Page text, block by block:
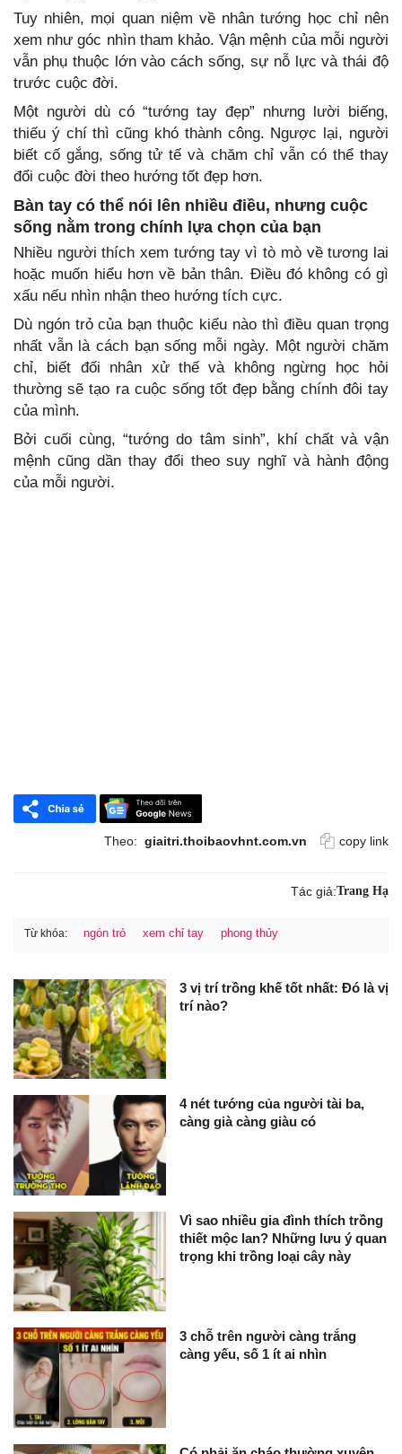
Tuy nhiên, mọi quan niệm về nhân tướng học chỉ nên
xem như góc nhìn tham khảo. Vận mệnh của mỗi người
vẫn phụ thuộc lớn vào cách sống, sự nỗ lực và thái độ
trước cuộc đời.
Một người dù có “tướng tay đẹp” nhưng lười biếng,
thiếu ý chí thì cũng khó thành công. Ngược lại, người
biết cố gắng, sống tử tế và chăm chỉ vẫn có thể thay
đổi cuộc đời theo hướng tốt đẹp hơn.
Bàn tay có thể nói lên nhiều điều, nhưng cuộc
sống nằm trong chính lựa chọn của bạn
Nhiều người thích xem tướng tay vì tò mò về tương lai
hoặc muốn hiểu hơn về bản thân. Điều đó không có gì
xấu nếu nhìn nhận theo hướng tích cực.
Dù ngón trỏ của bạn thuộc kiểu nào thì điều quan trọng
nhất vẫn là cách bạn sống mỗi ngày. Một người chăm
chỉ, biết đối nhân xử thế và không ngừng học hỏi
thường sẽ tạo ra cuộc sống tốt đẹp bằng chính đôi tay
của mình.
Bởi cuối cùng, “tướng do tâm sinh”, khí chất và vận
mệnh cũng dần thay đổi theo suy nghĩ và hành động
của mỗi người.
Theo: giaitri.thoibaovhnt.com.vn copy link
Tác giả:Trang Hạ
Từ khóa: ngón trỏ xem chỉ tay phong thủy
3 vị trí trồng khế tốt nhất: Đó là vị
trí nào?
4 nét tướng của người tài ba,
càng già càng giàu có
Vì sao nhiều gia đình thích trồng
thiết mộc lan? Những lưu ý quan
trọng khi trồng loại cây này
3 chỗ trên người càng trắng
càng yếu, số 1 ít ai nhìn